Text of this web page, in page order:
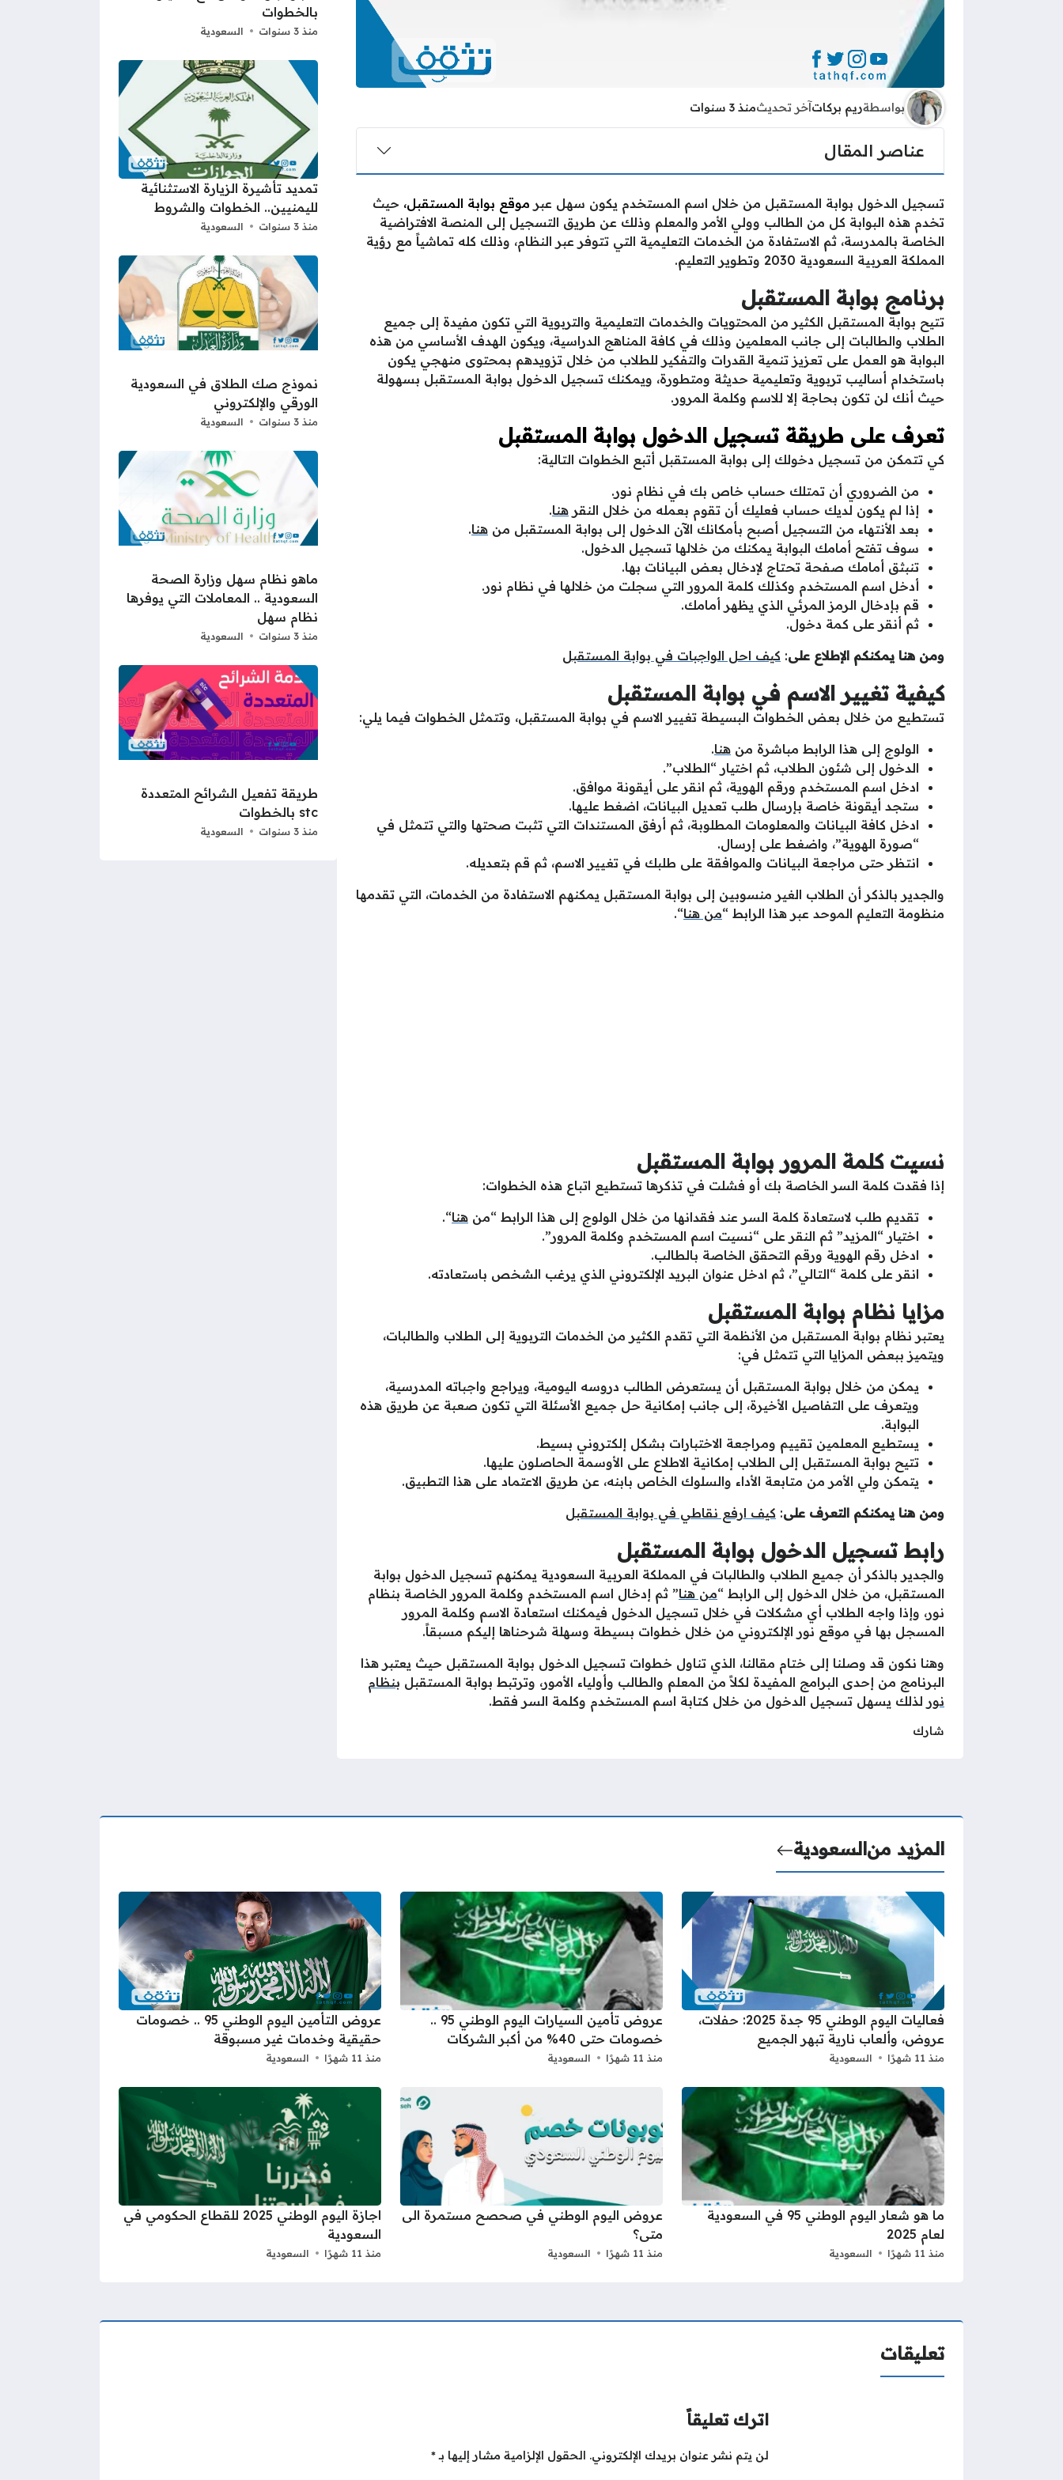
بالخطوات
منذ 3 سنوات السعودية
تمديد تأشيرة الزيارة الاستثنائية
لليمنيين.. الخطوات والشروط
منذ 3 سنوات السعودية
نموذج صك الطلاق في السعودية
الورقي والإلكتروني
منذ 3 سنوات السعودية
ماهو نظام سهل وزارة الصحة
السعودية .. المعاملات التي يوفرها
نظام سهل
منذ 3 سنوات السعودية
طريقة تفعيل الشرائح المتعددة
stc بالخطوات
منذ 3 سنوات السعودية
بواسطةريم بركاتآخر تحديثمنذ 3 سنوات
عناصر المقال
تسجيل الدخول بوابة المستقبل من خلال اسم المستخدم يكون سهل عبر موقع بوابة المستقبل، حيث
تخدم هذه البوابة كل من الطالب وولي الأمر والمعلم وذلك عن طريق التسجيل إلى المنصة الافتراضية
الخاصة بالمدرسة، ثم الاستفادة من الخدمات التعليمية التي تتوفر عبر النظام، وذلك كله تماشياً مع رؤية
المملكة العربية السعودية 2030 وتطوير التعليم.
برنامج بوابة المستقبل
تتيح بوابة المستقبل الكثير من المحتويات والخدمات التعليمية والتربوية التي تكون مفيدة إلى جميع
الطلاب والطالبات إلى جانب المعلمين وذلك في كافة المناهج الدراسية، ويكون الهدف الأساسي من هذه
البوابة هو العمل على تعزيز تنمية القدرات والتفكير للطلاب من خلال تزويدهم بمحتوى منهجي يكون
باستخدام أساليب تربوية وتعليمية حديثة ومتطورة، ويمكنك تسجيل الدخول بوابة المستقبل بسهولة
حيث أنك لن تكون بحاجة إلا للاسم وكلمة المرور.
تعرف على طريقة تسجيل الدخول بوابة المستقبل
كي تتمكن من تسجيل دخولك إلى بوابة المستقبل أتبع الخطوات التالية:
من الضروري أن تمتلك حساب خاص بك في نظام نور.
إذا لم يكون لديك حساب فعليك أن تقوم بعمله من خلال النقر هنا.
بعد الأنتهاء من التسجيل أصبح بأمكانك الآن الدخول إلى بوابة المستقبل من هنا.
سوف تفتح أمامك البوابة يمكنك من خلالها تسجيل الدخول.
تنبثق أمامك صفحة تحتاج لإدخال بعض البيانات بها.
أدخل اسم المستخدم وكذلك كلمة المرور التي سجلت من خلالها في نظام نور.
قم بإدخال الرمز المرئي الذي يظهر أمامك.
ثم أنقر على كمة دخول.
ومن هنا يمكنكم الإطلاع على: كيف احل الواجبات في بوابة المستقبل
كيفية تغيير الاسم في بوابة المستقبل
تستطيع من خلال بعض الخطوات البسيطة تغيير الاسم في بوابة المستقبل، وتتمثل الخطوات فيما يلي:
الولوج إلى هذا الرابط مباشرة من هنا.
الدخول إلى شئون الطلاب، ثم اختيار “الطلاب”.
ادخل اسم المستخدم ورقم الهوية، ثم انقر على أيقونة موافق.
ستجد أيقونة خاصة بإرسال طلب تعديل البيانات، اضغط عليها.
ادخل كافة البيانات والمعلومات المطلوبة، ثم أرفق المستندات التي تثبت صحتها والتي تتمثل في
“صورة الهوية”، واضغط على إرسال.
انتظر حتى مراجعة البيانات والموافقة على طلبك في تغيير الاسم، ثم قم بتعديله.
والجدير بالذكر أن الطلاب الغير منسوبين إلى بوابة المستقبل يمكنهم الاستفادة من الخدمات، التي تقدمها
منظومة التعليم الموحد عبر هذا الرابط “من هنا“.
نسيت كلمة المرور بوابة المستقبل
إذا فقدت كلمة السر الخاصة بك أو فشلت في تذكرها تستطيع اتباع هذه الخطوات:
تقديم طلب لاستعادة كلمة السر عند فقدانها من خلال الولوج إلى هذا الرابط “من هنا“.
اختيار “المزيد” ثم النقر على “نسيت اسم المستخدم وكلمة المرور”.
ادخل رقم الهوية ورقم التحقق الخاصة بالطالب.
انقر على كلمة “التالي”، ثم ادخل عنوان البريد الإلكتروني الذي يرغب الشخص باستعادته.
مزايا نظام بوابة المستقبل
يعتبر نظام بوابة المستقبل من الأنظمة التي تقدم الكثير من الخدمات التربوية إلى الطلاب والطالبات،
ويتميز ببعض المزايا التي تتمثل في:
يمكن من خلال بوابة المستقبل أن يستعرض الطالب دروسه اليومية، ويراجع واجباته المدرسية،
ويتعرف على التفاصيل الأخيرة، إلى جانب إمكانية حل جميع الأسئلة التي تكون صعبة عن طريق هذه
البوابة.
يستطيع المعلمين تقييم ومراجعة الاختبارات بشكل إلكتروني بسيط.
تتيح بوابة المستقبل إلى الطلاب إمكانية الاطلاع على الأوسمة الحاصلون عليها.
يتمكن ولي الأمر من متابعة الأداء والسلوك الخاص بابنه، عن طريق الاعتماد على هذا التطبيق.
ومن هنا يمكنكم التعرف على: كيف ارفع نقاطي في بوابة المستقبل
رابط تسجيل الدخول بوابة المستقبل
والجدير بالذكر أن جميع الطلاب والطالبات في المملكة العربية السعودية يمكنهم تسجيل الدخول بوابة
المستقبل، من خلال الدخول إلى الرابط “من هنا” ثم إدخال اسم المستخدم وكلمة المرور الخاصة بنظام
نور، وإذا واجه الطلاب أي مشكلات في خلال تسجيل الدخول فيمكنك استعادة الاسم وكلمة المرور
المسجل بها في موقع نور الإلكتروني من خلال خطوات بسيطة وسهلة شرحناها إليكم مسبقاً.
وهنا نكون قد وصلنا إلى ختام مقالنا، الذي تناول خطوات تسجيل الدخول بوابة المستقبل حيث يعتبر هذا
البرنامج من إحدى البرامج المفيدة لكلاً من المعلم والطالب وأولياء الأمور، وترتبط بوابة المستقبل بنظام
نور لذلك يسهل تسجيل الدخول من خلال كتابة اسم المستخدم وكلمة السر فقط.
شارك
المزيد من السعودية
فعاليات اليوم الوطني 95 جدة 2025: حفلات،
عروض، وألعاب نارية تبهر الجميع
منذ 11 شهرًا السعودية
عروض تأمين السيارات اليوم الوطني 95 ..
خصومات حتى 40% من أكبر الشركات
منذ 11 شهرًا السعودية
عروض التأمين اليوم الوطني 95 .. خصومات
حقيقية وخدمات غير مسبوقة
منذ 11 شهرًا السعودية
ما هو شعار اليوم الوطني 95 في السعودية
لعام 2025
منذ 11 شهرًا السعودية
عروض اليوم الوطني في صحصح مستمرة الى
متى؟
منذ 11 شهرًا السعودية
اجازة اليوم الوطني 2025 للقطاع الحكومي في
السعودية
منذ 11 شهرًا السعودية
تعليقات
اترك تعليقاً
لن يتم نشر عنوان بريدك الإلكتروني. الحقول الإلزامية مشار إليها بـ*